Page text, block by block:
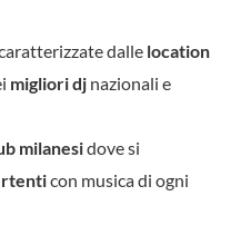
dalle location
migliori dj nazionali e
milanesidove si
con musica di ogni